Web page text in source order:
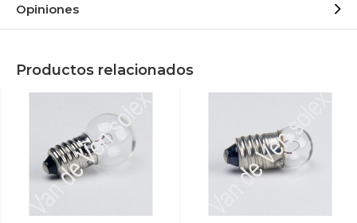
Opiniones
Productos relacionados